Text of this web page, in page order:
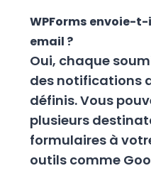
WPForms envoie-
email ?
Oui, chaque
des notifications
définis. Vous
plusieurs
formulaires à
outils comme